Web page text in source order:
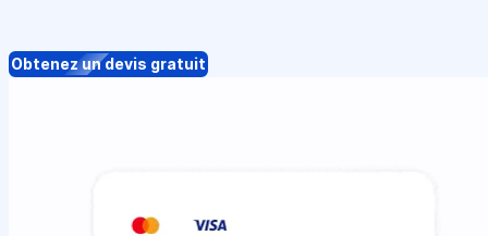
Obtenez un devis gratuit